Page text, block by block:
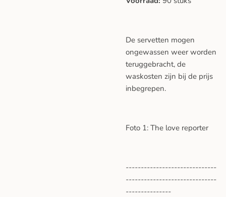
De servetten mogen
ongewassen weer worden
teruggebracht, de
waskosten zijn bij de prijs
inbegrepen.
Foto 1: The love reporter
------------------------------
------------------------------
---------------